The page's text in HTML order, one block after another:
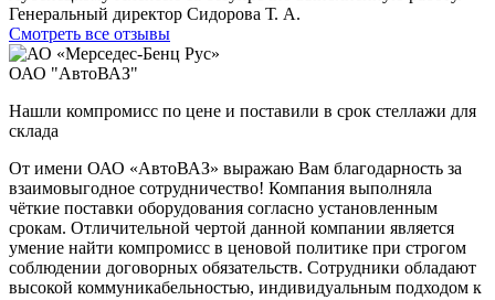
Генеральный директор Сидорова Т. А.
Смотреть все отзывы
ОАО "АвтоВАЗ"
Нашли компромисс по цене и поставили в срок стеллажи для
склада
От имени ОАО «АвтоВАЗ» выражаю Вам благодарность за
взаимовыгодное сотрудничество! Компания выполняла
чёткие поставки оборудования согласно установленным
срокам. Отличительной чертой данной компании является
умение найти компромисс в ценовой политике при строгом
соблюдении договорных обязательств. Сотрудники обладают
высокой коммуникабельностью, индивидуальным подходом к